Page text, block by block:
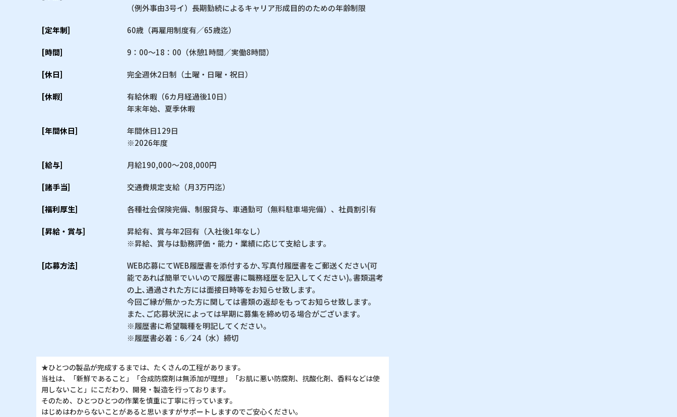
（例外事由3号イ）長期勤続によるキャリア形成目的のための年齢制限
[定年制] 60歳（再雇用制度有／65歳迄）
[時間] 9：00〜18：00（休憩1時間／実働8時間）
[休日] 完全週休2日制（土曜・日曜・祝日）
[休暇]
有給休暇（6カ月経過後10日）
年末年始、夏季休暇
[年間休日]
年間休日129日
※2026年度
[給与] 月給190,000〜208,000円
[諸手当] 交通費規定支給（月3万円迄）
[福利厚生] 各種社会保険完備、制服貸与、車通勤可（無料駐車場完備）、社員割引有
[昇給・賞与]
昇給有、賞与年2回有（入社後1年なし）
※昇給、賞与は勤務評価・能力・業績に応じて支給します。
[応募方法]
WEB応募にてWEB履歴書を添付するか､写真付履歴書をご郵送ください(可
能であれば簡単でいいので履歴書に職務経歴を記入してください)｡書類選考
の上､通過された方には面接日時等をお知らせ致します｡
今回ご縁が無かった方に関しては書類の返却をもってお知らせ致します｡
また､ご応募状況によっては早期に募集を締め切る場合がございます｡
※履歴書に希望職種を明記してください。
※履歴書必着：6／24（水）締切
★ひとつの製品が完成するまでは、たくさんの工程があります。
当社は、「新鮮であること」「合成防腐剤は無添加が理想」「お肌に悪い防腐剤、抗酸化剤、香料などは使
用しないこと」にこだわり、開発・製造を行っております。
そのため、ひとつひとつの作業を慎重に丁寧に行っています。
はじめはわからないことがあると思いますがサポートしますのでご安心ください。